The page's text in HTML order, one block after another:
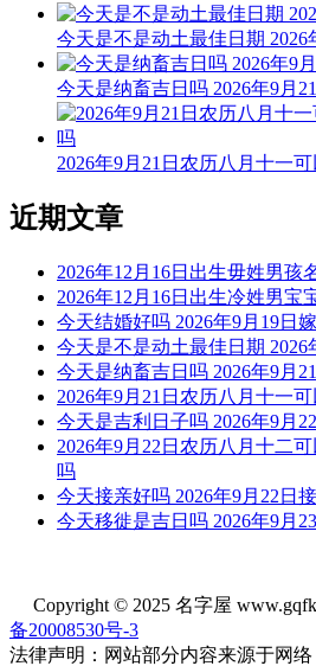
忌：
7时-9时 壬辰时： 沖狗 煞南 时沖壬
宜：作灶 祭祀 斋醮 酬神 修造 赴任
口 移徙 安葬
忌：祈福 求嗣 乘船
9时-11时 癸巳时： 沖猪 煞东 时沖癸
忌：日时相沖 诸事不宜
11时-13时 甲午时： 沖鼠 煞北 时沖
宜：祈福 订婚 嫁娶 安床 移徙 入宅
忌：修造 动土
13时-15时 乙未时： 沖牛 煞西 时沖
宜：祈福 求嗣 订婚 嫁娶 出行 求财
15时-17时 丙申时： 沖虎 煞南 时沖
宜：求嗣 出行 求财 嫁娶 安葬
今天是不是动土最佳日期 2026
今天是纳畜吉日吗 2026年9月
2026年9月21日农历八月十一
近期文章
2026年12月16日出生毋姓男孩
2026年12月16日出生冷姓男宝
今天结婚好吗 2026年9月19日
今天是不是动土最佳日期 2026
今天是纳畜吉日吗 2026年9月
2026年9月21日农历八月十一
今天是吉利日子吗 2026年9月
2026年9月22日农历八月十二
吗
今天接亲好吗 2026年9月22日
今天移徙是吉日吗 2026年9月
Copyright © 2025 名字屋
备20008530号-3
法律声明：网站部分内容来源于网